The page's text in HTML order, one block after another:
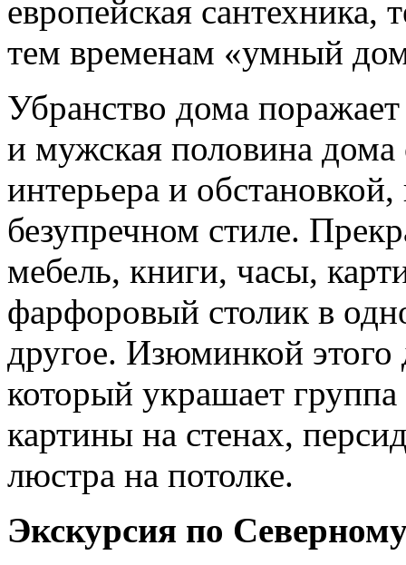
европейская сантехника,
тем временам «умный
Убранство дома
и мужская половина
интерьера и
безупречном стиле.
мебель, книги, часы,
фарфоровый столик в
другое. Изюминкой этого
который украшает
картины на стенах,
люстра на потолке.
Экскурсия по